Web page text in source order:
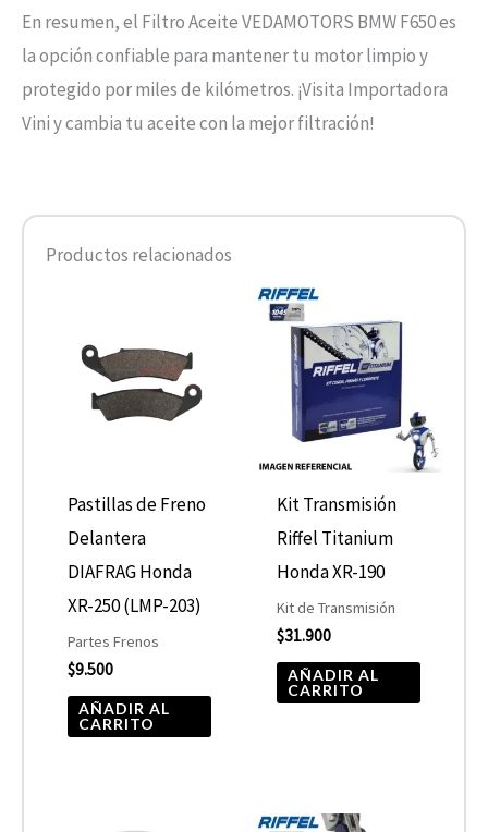
En resumen, el Filtro Aceite VEDAMOTORS BMW F650 es
la opción confiable para mantener tu motor limpio y
protegido por miles de kilómetros. ¡Visita Importadora
Vini y cambia tu aceite con la mejor filtración!
Productos relacionados
Pastillas de Freno
Delantera
DIAFRAG Honda
XR-250 (LMP-203)
Partes Frenos
$9.500
AÑADIR AL
CARRITO
Kit Transmisión
Riffel Titanium
Honda XR-190
Kit de Transmisión
$31.900
AÑADIR AL
CARRITO